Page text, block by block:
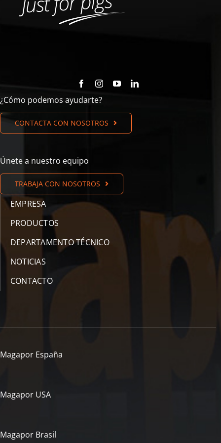
¿Cómo podemos ayudarte?
CONTACTA CON NOSOTROS
Únete a nuestro equipo
TRABAJA CON NOSOTROS
EMPRESA
PRODUCTOS
DEPARTAMENTO TÉCNICO
NOTICIAS
CONTACTO
Magapor España
Magapor USA
Magapor Brasil